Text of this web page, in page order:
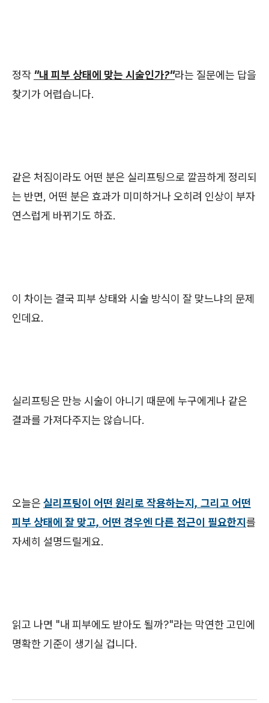
정작 "내 피부 상태에 맞는 시술인가?"라는 질문에는 답을
찾기가 어렵습니다.
같은 처짐이라도 어떤 분은 실리프팅으로 깔끔하게 정리되
는 반면, 어떤 분은 효과가 미미하거나 오히려 인상이 부자
연스럽게 바뀌기도 하죠.
이 차이는 결국 피부 상태와 시술 방식이 잘 맞느냐의 문제
인데요.
실리프팅은 만능 시술이 아니기 때문에 누구에게나 같은
결과를 가져다주지는 않습니다.
오늘은 실리프팅이 어떤 원리로 작용하는지, 그리고 어떤
피부 상태에 잘 맞고, 어떤 경우엔 다른 접근이 필요한지를
자세히 설명드릴게요.
읽고 나면 "내 피부에도 받아도 될까?"라는 막연한 고민에
명확한 기준이 생기실 겁니다.